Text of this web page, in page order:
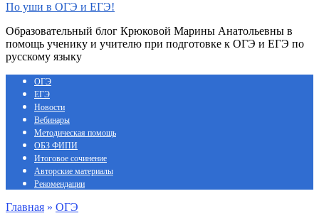
По уши в ОГЭ и ЕГЭ!
Образовательный блог Крюковой Марины Анатольевны в
помощь ученику и учителю при подготовке к ОГЭ и ЕГЭ по
русскому языку
ОГЭ
ЕГЭ
Новости
Вебинары
Методическая помощь
ОБЗ ФИПИ
Итоговое сочинение
Авторские материалы
Рекомендации
Главная » ОГЭ